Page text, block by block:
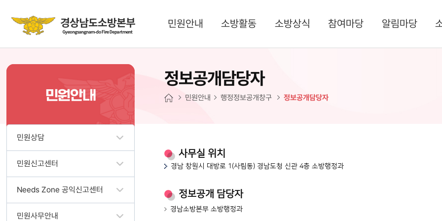
민원안내 소방활동 소방상식 참여마당 알림마당
민원안내
민원상담
민원신고센터
Needs Zone 공익신고센터
민원사무안내
민원안내 행정정보공개창구 정보공개담당자
정보공개담당자
사무실 위치
경남 창원시 대방로 1(사림동) 경남도청 신관 4층 소방행정과
정보공개 담당자
경남소방본부 소방행정과